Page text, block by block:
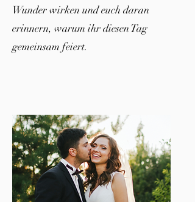
Wunder wirken und euch daran
erinnern, warum ihr diesen Tag
gemeinsam feiert.